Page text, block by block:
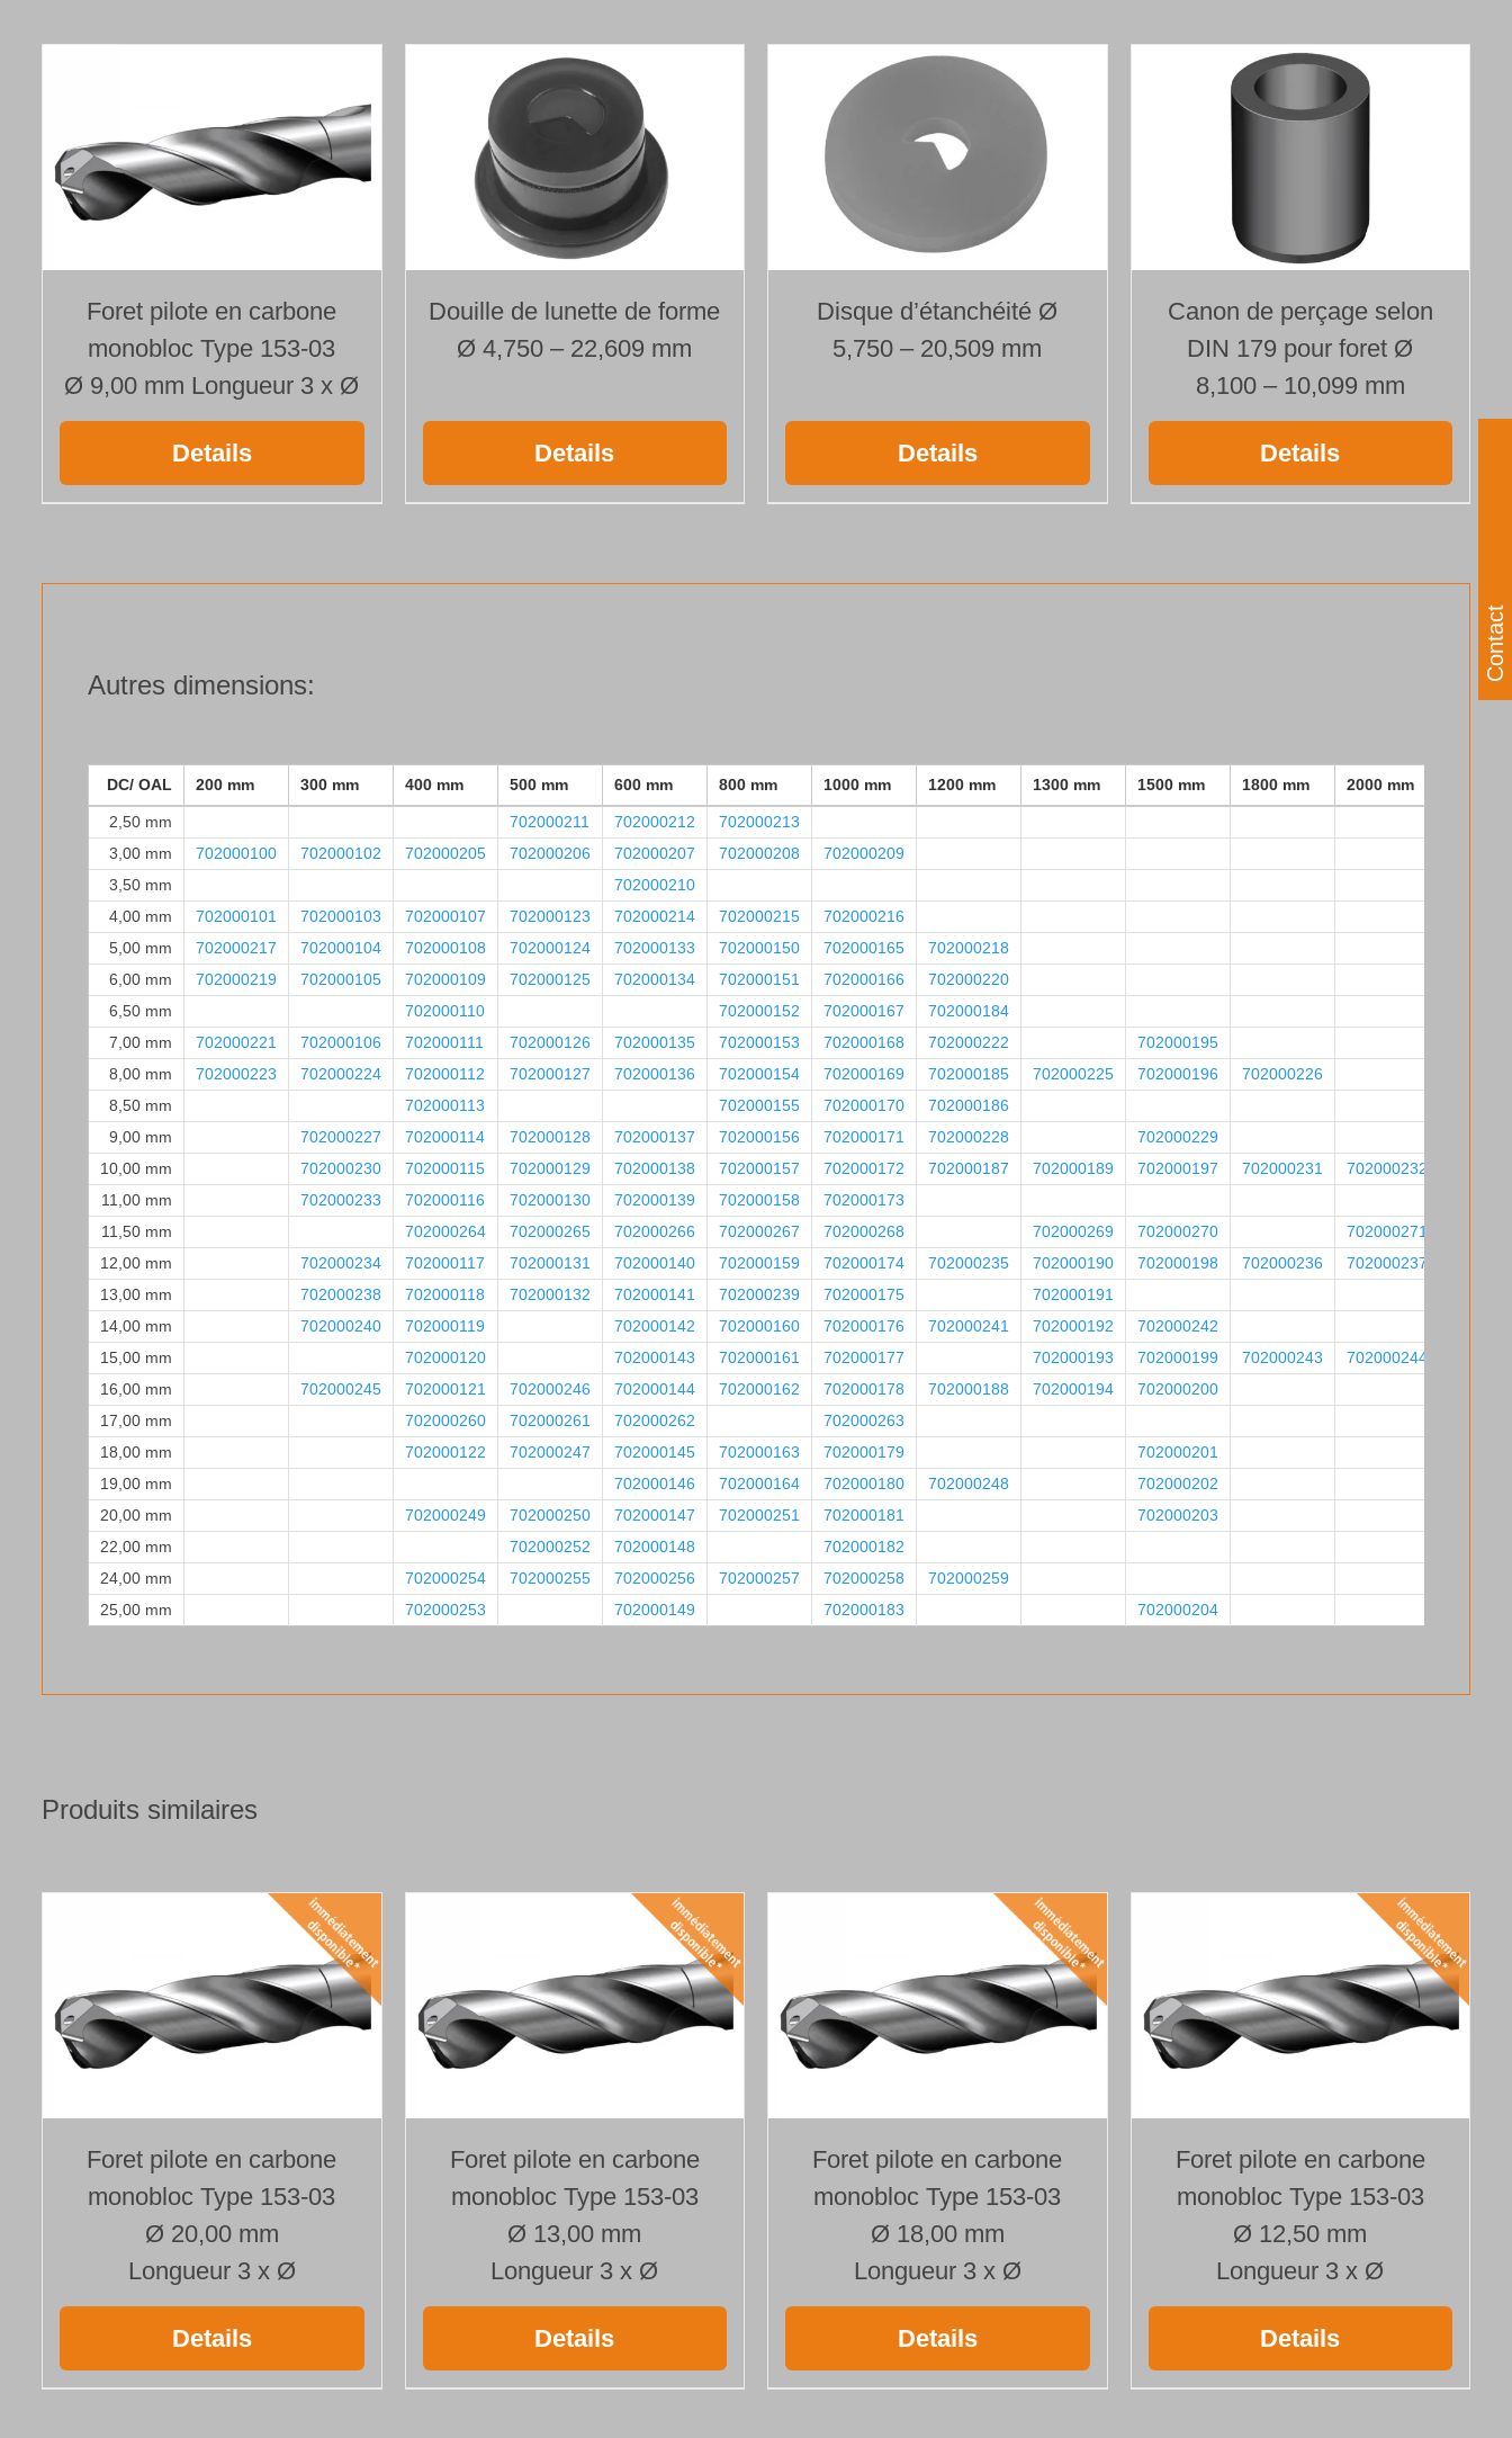
Longueur 800 mm
Foret pilote en carbone
monobloc Type 153-03
Ø 9,00 mm Longueur 3 x Ø
Details
Douille de lunette de forme
Ø 4,750 – 22,609 mm
Details
Disque d’étanchéité Ø
5,750 – 20,509 mm
Details
Canon de perçage selon
DIN 179 pour foret Ø
8,100 – 10,099 mm
Details
Autres dimensions:
DC/ OAL 200 mm 300 mm 400 mm 500 mm 600 mm 800 mm 1000 mm 1200 mm 1300 mm 1500 mm 1800 mm 2000 mm
2,50 mm 702000211 702000212
702000213
3,00 mm
702000100 702000102 702000205 702000206 702000207 702000208
702000209
3,50 mm
702000210
4,00 mm
702000101 702000103 702000107 702000123 702000214 702000215
702000216
5,00 mm
702000217 702000104 702000108 702000124 702000133 702000150 702000165
702000218
6,00 mm
702000219 702000105 702000109 702000125 702000134 702000151 702000166
702000220
6,50 mm
702000110 702000152 702000167
702000184
7,00 mm
702000221 702000106 702000111 702000126 702000135 702000153 702000168 702000222
702000195
8,00 mm
702000223 702000224 702000112 702000127 702000136 702000154 702000169 702000185 702000225 702000196
702000226
8,50 mm
702000113 702000155 702000170
702000186
9,00 mm
702000227 702000114 702000128 702000137 702000156 702000171 702000228
702000229
10,00 mm
702000230 702000115 702000129 702000138 702000157 702000172 702000187 702000189 702000197 702000231
702000232
11,00 mm
702000233 702000116 702000130 702000139 702000158
702000173
11,50 mm
702000264 702000265 702000266 702000267 702000268 702000269 702000270
702000271
12,00 mm
702000234 702000117 702000131 702000140 702000159 702000174 702000235 702000190 702000198 702000236
702000237
13,00 mm
702000238 702000118 702000132 702000141 702000239 702000175
702000191
14,00 mm
702000240 702000119 702000142 702000160 702000176 702000241 702000192
702000242
15,00 mm
702000120 702000143 702000161 702000177 702000193 702000199 702000243
702000244
16,00 mm
702000245 702000121 702000246 702000144 702000162 702000178 702000188 702000194
702000200
17,00 mm
702000260 702000261 702000262
702000263
18,00 mm
702000122 702000247 702000145 702000163 702000179
702000201
19,00 mm
702000146 702000164 702000180 702000248
702000202
20,00 mm
702000249 702000250 702000147 702000251 702000181
702000203
22,00 mm
702000252 702000148
702000182
24,00 mm
702000254 702000255 702000256 702000257 702000258
702000259
25,00 mm
702000253 702000149 702000183 702000204
Produits similaires
Foret pilote en carbone
monobloc Type 153-03
Ø 20,00 mm
Longueur 3 x Ø
Details
Foret pilote en carbone
monobloc Type 153-03
Ø 13,00 mm
Longueur 3 x Ø
Details
Foret pilote en carbone
monobloc Type 153-03
Ø 18,00 mm
Longueur 3 x Ø
Details
Foret pilote en carbone
monobloc Type 153-03
Ø 12,50 mm
Longueur 3 x Ø
Details
Contact